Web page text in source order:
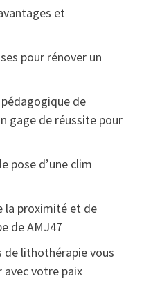
et
pour rénover un
de
gage de réussite pour
pose d’une clim
la proximité et de
de AMJ47
de lithothérapie vous
votre paix